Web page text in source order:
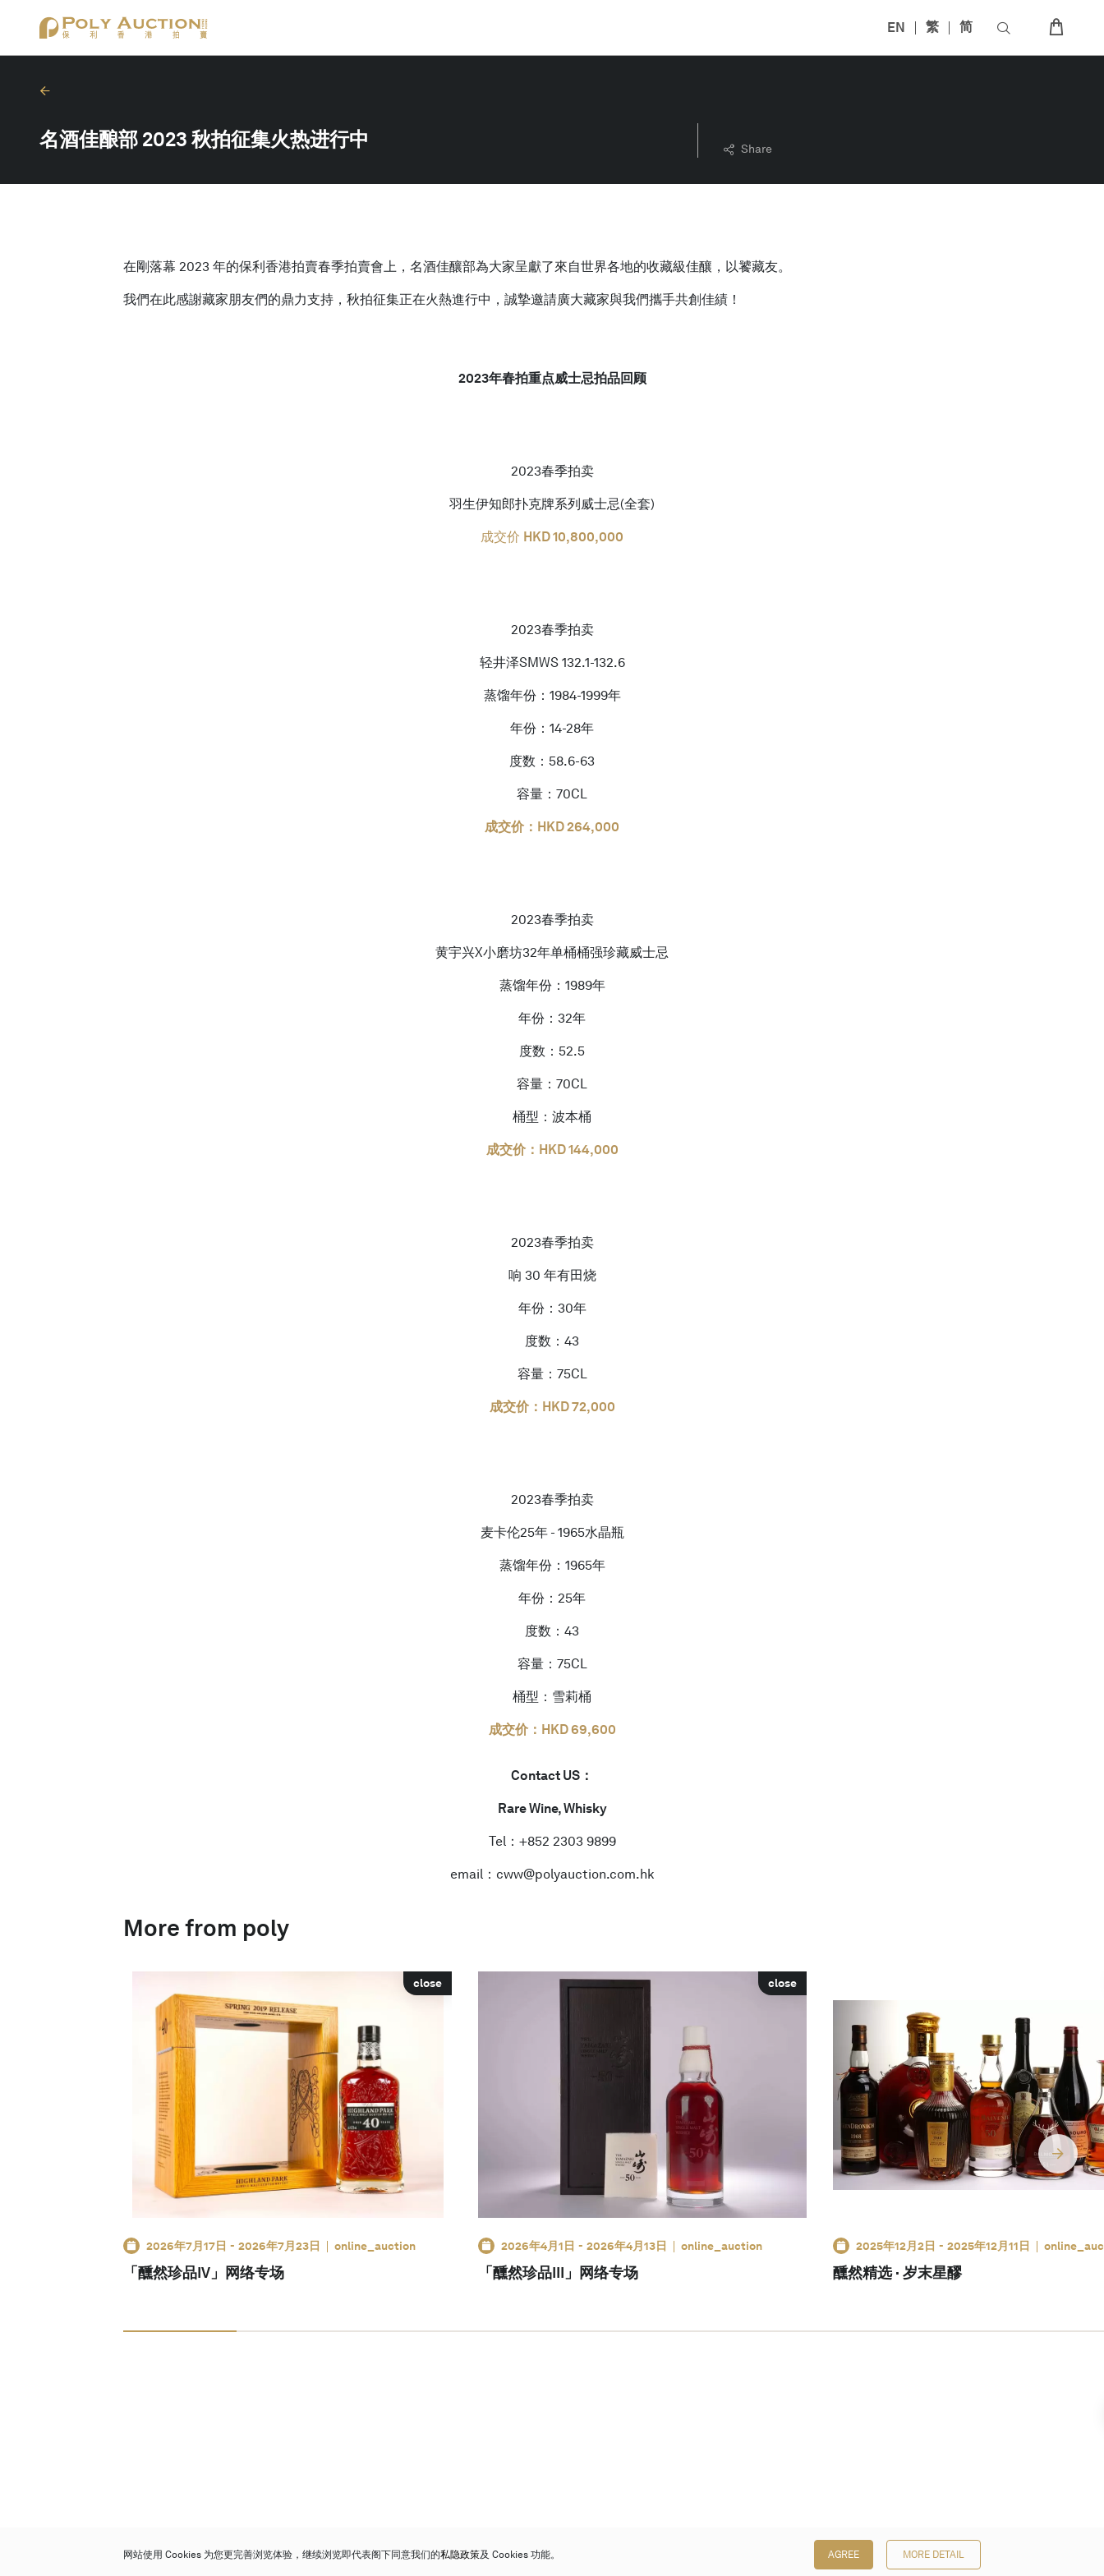
EN 繁 简
名酒佳酿部 2023 秋拍征集火热进行中 Share
在剛落幕 2023 年的保利香港拍賣春季拍賣會上，名酒佳釀部為大家呈獻了來自世界各地的收藏級佳釀，以饕藏友。
我們在此感謝藏家朋友們的鼎力支持，秋拍征集正在火熱進行中，誠摯邀請廣大藏家與我們攜手共創佳績！
2023年春拍重点威士忌拍品回顾
2023春季拍卖
羽生伊知郎扑克牌系列威士忌(全套)
成交价 HKD10,800,000
2023春季拍卖
轻井泽SMWS 132.1-132.6
蒸馏年份：1984-1999年
年份：14-28年
度数：58.6-63
容量：70CL
成交价：HKD 264,000
2023春季拍卖
黄宇兴X小磨坊32年单桶桶强珍藏威士忌
蒸馏年份：1989年
年份：32年
度数：52.5
容量：70CL
桶型：波本桶
成交价：HKD 144,000
2023春季拍卖
响 30 年有田烧
年份：30年
度数：43
容量：75CL
成交价：HKD 72,000
2023春季拍卖
麦卡伦25年 - 1965水晶瓶
蒸馏年份：1965年
年份：25年
度数：43
容量：75CL
桶型：雪莉桶
成交价：HKD 69,600
Contact US：
Rare Wine, Whisky
Tel：+852 2303 9899
email：cww@polyauction.com.hk
More from poly
close
2026年7月17日 - 2026年7月23日 online_auction
「醺然珍品IV」网络专场
close
2026年4月1日 - 2026年4月13日 online_auction
「醺然珍品III」网络专场
2025年12月2日 - 2025年12月11日
醺然精选 · 岁末星醪
网站使用 Cookies 为您更完善浏览体验，继续浏览即代表阁下同意我们的私隐政策及 Cookies 功能。 AGREE MORE DETAIL